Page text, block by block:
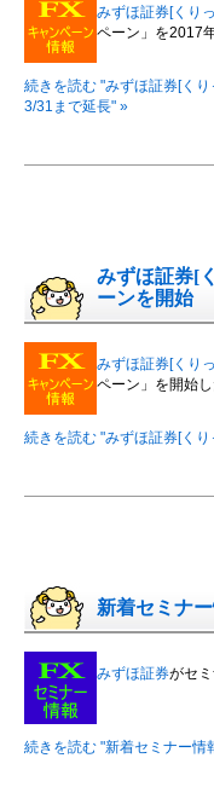
みずほ証券[くり
ペーン」を2017
続きを読む "みずほ証券[く
3/31まで延長" »
みずほ証券[
ーンを開始
みずほ証券[くり
ペーン」を開始し
続きを読む "みずほ証券[く
新着セミナー
みずほ証券がセ
続きを読む "新着セミナー